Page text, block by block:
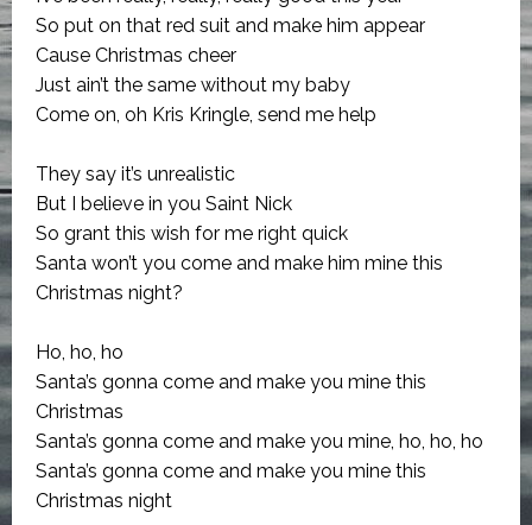
So put on that red suit and make him appear
Cause Christmas cheer
Just ain’t the same without my baby
Come on, oh Kris Kringle, send me help
They say it’s unrealistic
But I believe in you Saint Nick
So grant this wish for me right quick
Santa won’t you come and make him mine this
Christmas night?
Ho, ho, ho
Santa’s gonna come and make you mine this
Christmas
Santa’s gonna come and make you mine, ho, ho, ho
Santa’s gonna come and make you mine this
Christmas night